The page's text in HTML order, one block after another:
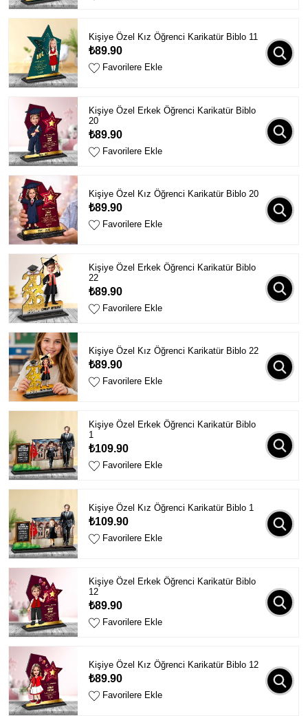
Kişiye Özel Kız Öğrenci Karikatür Biblo 11
₺89.90
Favorilere Ekle
Kişiye Özel Erkek Öğrenci Karikatür Biblo
20
₺89.90
Favorilere Ekle
Kişiye Özel Kız Öğrenci Karikatür Biblo 20
₺89.90
Favorilere Ekle
Kişiye Özel Erkek Öğrenci Karikatür Biblo
22
₺89.90
Favorilere Ekle
Kişiye Özel Kız Öğrenci Karikatür Biblo 22
₺89.90
Favorilere Ekle
Kişiye Özel Erkek Öğrenci Karikatür Biblo
1
₺109.90
Favorilere Ekle
Kişiye Özel Kız Öğrenci Karikatür Biblo 1
₺109.90
Favorilere Ekle
Kişiye Özel Erkek Öğrenci Karikatür Biblo
12
₺89.90
Favorilere Ekle
Kişiye Özel Kız Öğrenci Karikatür Biblo 12
₺89.90
Favorilere Ekle